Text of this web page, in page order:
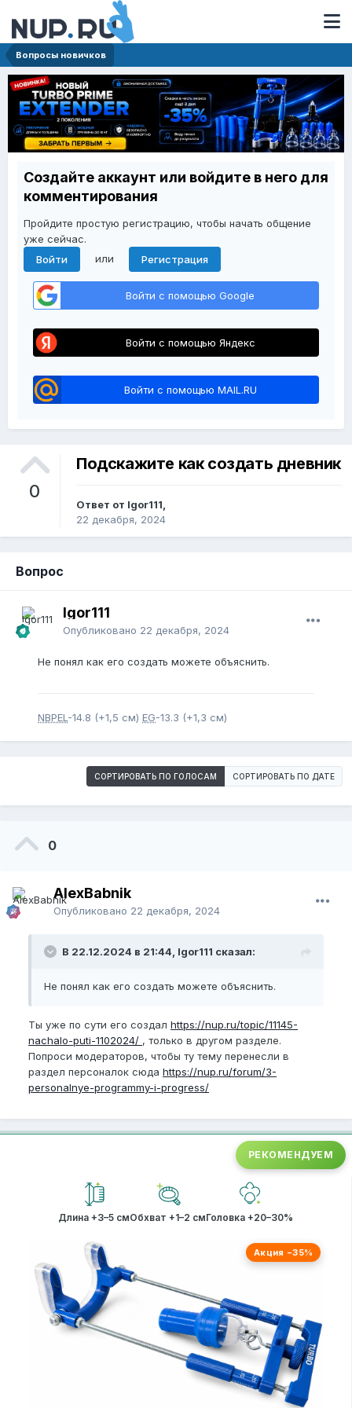
Вопросы новичков
Создайте аккаунт или войдите в него для
комментирования
Пройдите простую регистрацию, чтобы начать общение
уже сейчас.
Войти
или Регистрация
Войти с помощью Google
Войти с помощью Яндекс
Войти с помощью MAIL.RU
0
Подскажите как создать дневник
Ответ от Igor111,
22 декабря, 2024
Вопрос
Igor111
Опубликовано 22 декабря, 2024
Не понял как его создать можете объяснить.
NBPEL -14.8 (+1,5 см) EG-13.3 (+1,3 см)
СОРТИРОВАТЬ ПО ГОЛОСАМ СОРТИРОВАТЬ ПО ДАТЕ
0
AlexBabnik
Опубликовано 22 декабря, 2024
В 22.12.2024 в 21:44, Igor111 сказал:
Не понял как его создать можете объяснить.
Ты уже по сути его создал https://nup.ru/topic/11145-
nachalo-puti-1102024/ , только в другом разделе.
Попроси модераторов, чтобы ту тему перенесли в
раздел персоналок сюда https://nup.ru/forum/3-
personalnye-programmy-i-progress/
РЕКОМЕНДУЕМ
Длина +3–5 смОбхват +1–2 смГоловка +20–30%
Акция −35%